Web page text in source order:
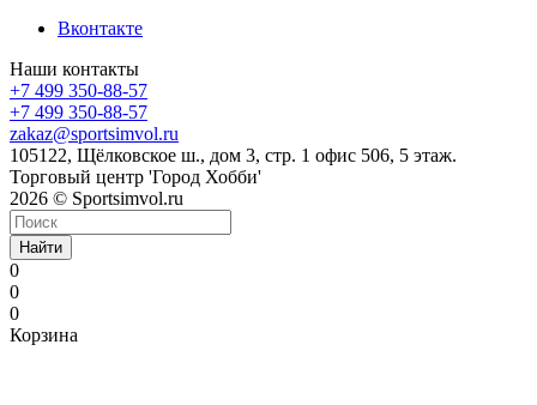
Вконтакте
Наши контакты
+7 499 350-88-57
+7 499 350-88-57
zakaz@sportsimvol.ru
105122, Щёлковское ш., дом 3, стр. 1 офис 506, 5 этаж.
Торговый центр 'Город Хобби'
2026 © Sportsimvol.ru
Найти
0
0
0
Корзина